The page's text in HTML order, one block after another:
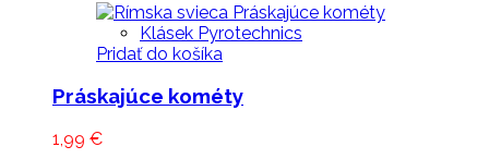
Klásek Pyrotechnics
Pridať do košíka
Práskajúce kométy
1,99 €